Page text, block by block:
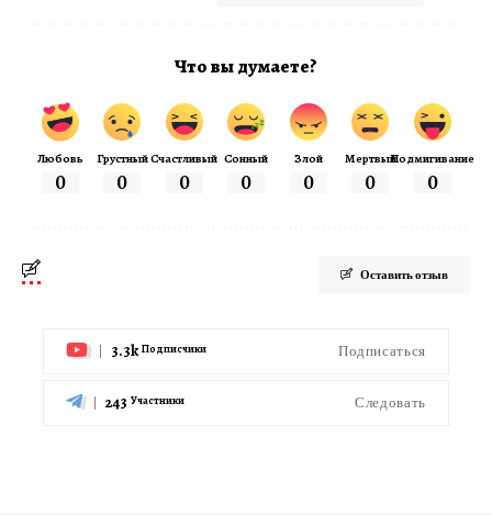
Что вы думаете?
Любовь
0
Грустный
0
Счастливый
0
Сонный
0
Злой
0
Мертвый
0
Подмигивание
0
Оставить отзыв
3.3k Подписчики Подписаться
243 Участники Следовать